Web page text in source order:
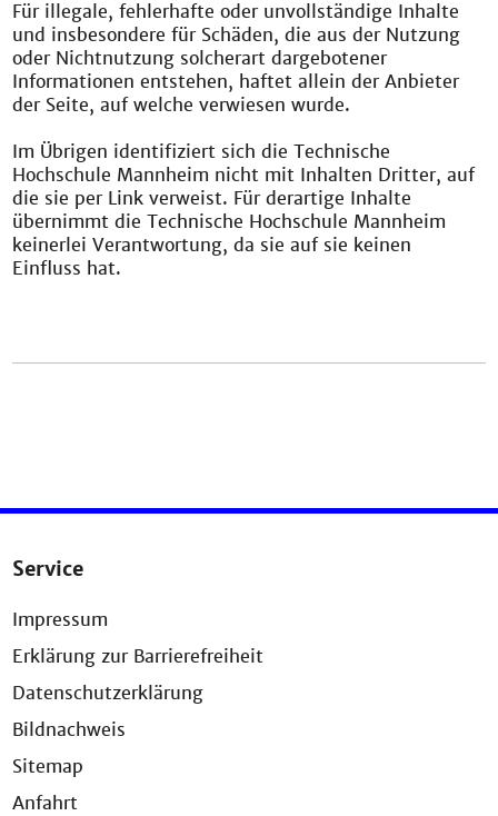
Für illegale, fehlerhafte oder unvollständige Inhalte
und insbesondere für Schäden, die aus der Nutzung
oder Nichtnutzung solcherart dargebotener
Informationen entstehen, haftet allein der Anbieter
der Seite, auf welche verwiesen wurde.
Im Übrigen identifiziert sich die Technische
Hochschule Mannheim nicht mit Inhalten Dritter, auf
die sie per Link verweist. Für derartige Inhalte
übernimmt die Technische Hochschule Mannheim
keinerlei Verantwortung, da sie auf sie keinen
Einfluss hat.
Service
Impressum
Erklärung zur Barrierefreiheit
Datenschutzerklärung
Bildnachweis
Sitemap
Anfahrt